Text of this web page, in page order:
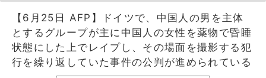
【6月25日 AFP】ドイツで、中国人の男を主体
とするグループが主に中国人の女性を薬物で昏睡
状態にした上でレイプし、その場面を撮影する犯
行を繰り返していた事件の公判が進められている